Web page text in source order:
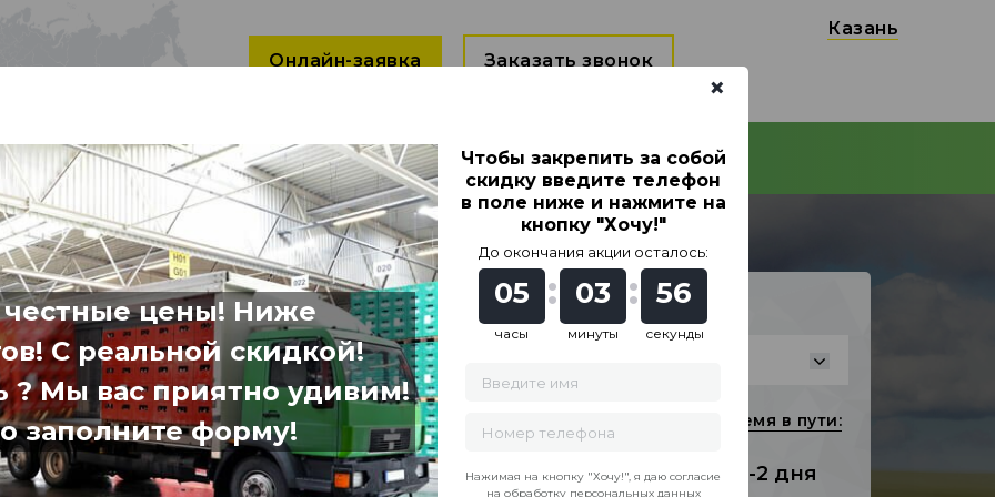
Онлайн-заявка Заказать звонок
Казань
ДЛЯ КЛИЕНТОВ АКЦИИ НОВОСТИ 2 КОНТАКТЫ
ВЕКТОР
Город отправления: Город получения:
Вес: Объем:
506 ₽
Время в пути:
1-2 дня
×
честные цены! Ниже
С реальной скидкой!
? Мы вас приятно удивим!
заполните форму!
Чтобы закрепить за собой
скидку введите телефон
в поле ниже и нажмите на
кнопку "Хочу!"
До окончания акции осталось:
05
часы
: 03
минуты
: 54
секунды
Нажимая на кнопку "Хочу!", я даю согласие
на обработку персональных данных